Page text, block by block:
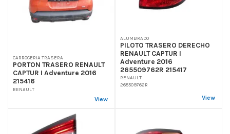
CARROCERIA TRASERA
PORTON TRASERO RENAULT
CAPTUR I Adventure 2016
215416
RENAULT
View
ALUMBRADO
PILOTO TRASERO DERECHO
RENAULT CAPTUR I
Adventure 2016
265509762R 215417
RENAULT
265509762R
View